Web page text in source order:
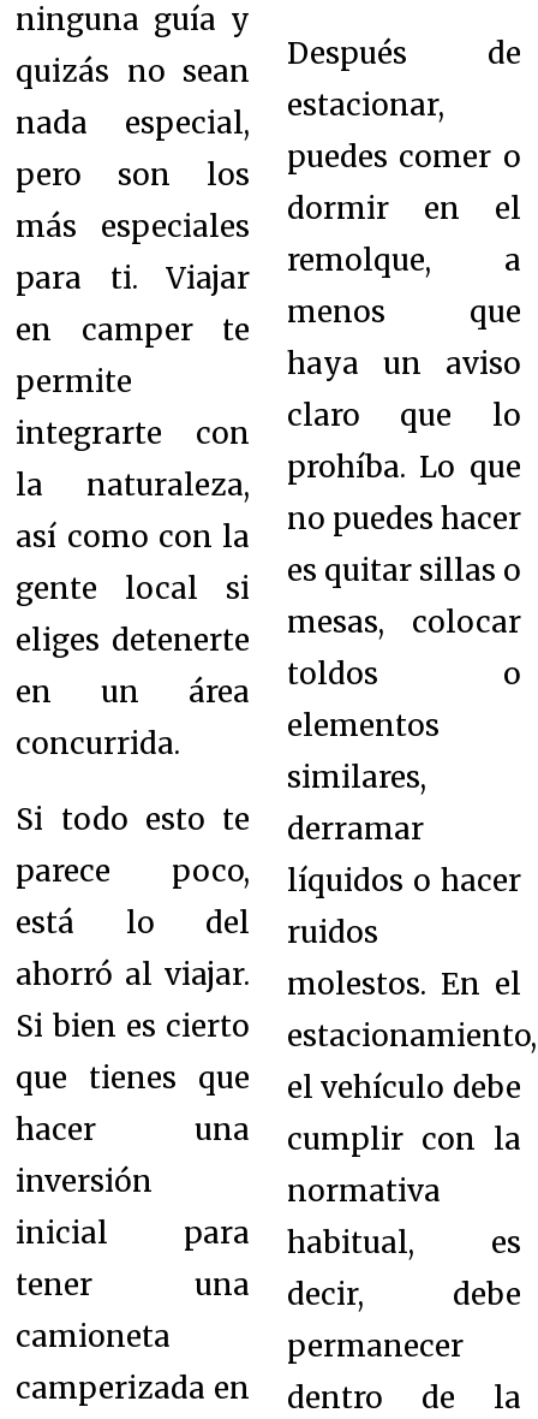
ninguna guía y
quizás no sean
nada especial,
pero son los
más especiales
para ti.Viajar
en camper te
permite
integrarte con
la naturaleza,
así como con la
gente local si
eliges detenerte
en un área
concurrida.
Si todo esto te
parece poco,
está lo del
ahorró al viajar.
Si bien es cierto
que tienes que
hacer una
inversión
inicial para
tener una
camioneta
camperizada en
Después de
estacionar,
puedes comer o
dormir en el
remolque, a
menos que
haya un aviso
claro que lo
prohíba. Lo que
no puedes hacer
es quitar sillas o
mesas, colocar
toldos o
elementos
similares,
derramar
líquidos o hacer
ruidos
molestos. En el
estacionamiento,
el vehículo debe
cumplir con la
normativa
habitual, es
decir, debe
permanecer
dentro de la